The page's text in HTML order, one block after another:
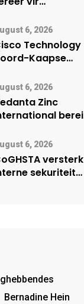
Namibië Mynbou
6, 2026
Technology
Kaapse
toekoms
Cisco-
6, 2026
Zinc
berei
moontlike
6, 2026
versterk
sekuriteit
Bernadine Hein